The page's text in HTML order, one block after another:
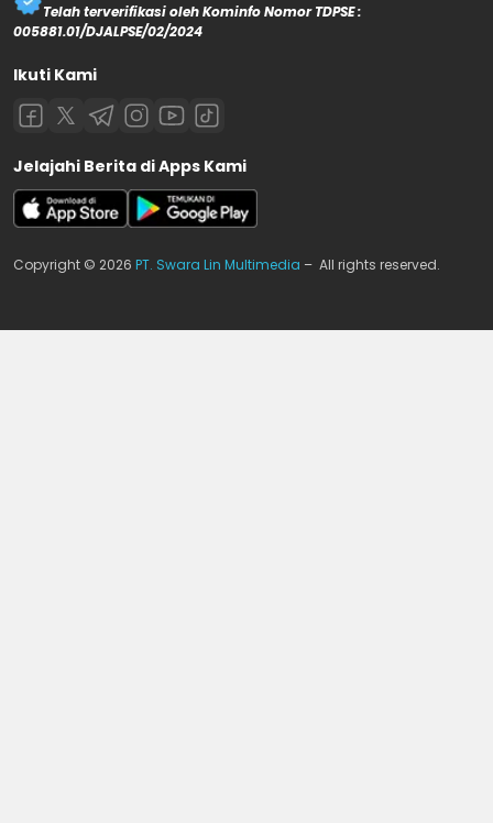
Telah terverifikasi oleh Kominfo Nomor TDPSE :
005881.01/DJALPSE/02/2024
Ikuti Kami
Jelajahi Berita di Apps Kami
Copyright © 2026 PT. Swara Lin Multimedia – All rights reserved.